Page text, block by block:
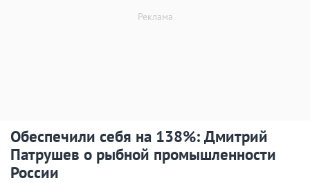
Обеспечили себя на 138%: Дмитрий
Патрушев о рыбной промышленности
России